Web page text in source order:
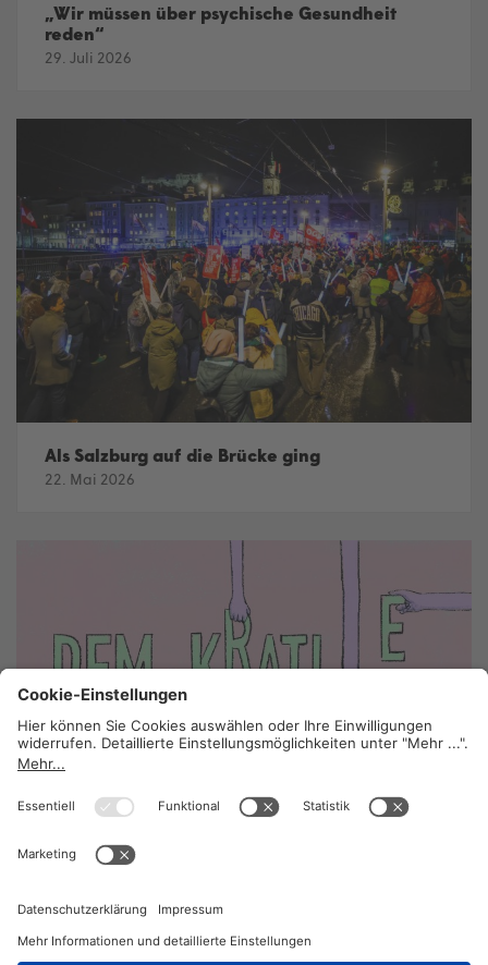
„Wir müssen über psychische Gesundheit
reden“
29. Juli 2026
Als Salzburg auf die Brücke ging
22. Mai 2026
18. Mai 2026